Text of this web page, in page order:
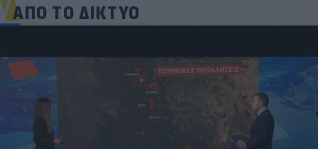
ΑΠΟ ΤΟ ΔΙΚΤΥΟ